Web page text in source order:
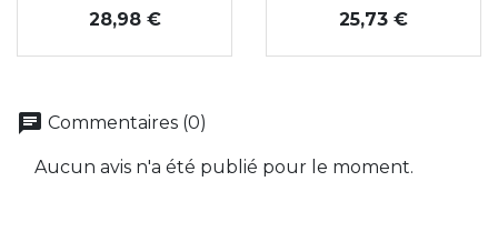
Prix
28,98 € Prix
25,73 €
chat Commentaires (0)
Aucun avis n'a été publié pour le moment.